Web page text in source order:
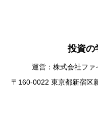
投資の
運営：株式会社ファ
〒160-0022 東京都新宿区